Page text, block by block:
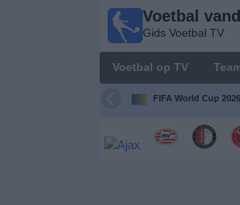
Voetbal
Gids Voetbal TV
Voetbal op TV
FIFA World Cup 2026